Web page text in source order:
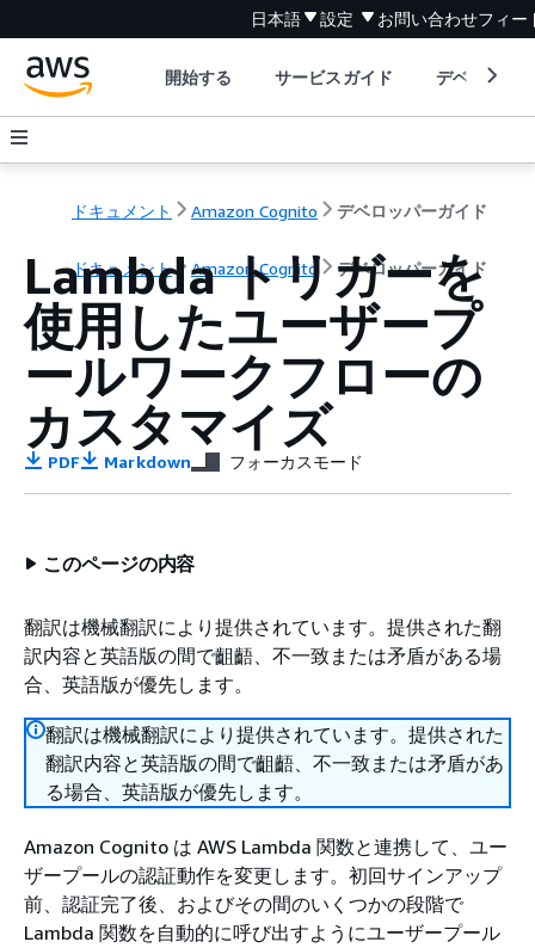
日本語 設定 お問い合わせフィー
開始する サービスガイド デベロッパ
ドキュメント Amazon Cognito デベロッパーガイド
ドキュメント Amazon Cognito デベロッパーガイド
Lambda トリガーを
使用したユーザープ
ールワークフローの
カスタマイズ
PDF Markdown フォーカスモード
このページの内容
翻訳は機械翻訳により提供されています。提供された翻
訳内容と英語版の間で齟齬、不一致または矛盾がある場
合、英語版が優先します。
翻訳は機械翻訳により提供されています。提供された
翻訳内容と英語版の間で齟齬、不一致または矛盾があ
る場合、英語版が優先します。
Amazon Cognito は AWS Lambda 関数と連携して、ユー
ザープールの認証動作を変更します。初回サインアップ
前、認証完了後、およびその間のいくつかの段階で
Lambda 関数を自動的に呼び出すようにユーザープール